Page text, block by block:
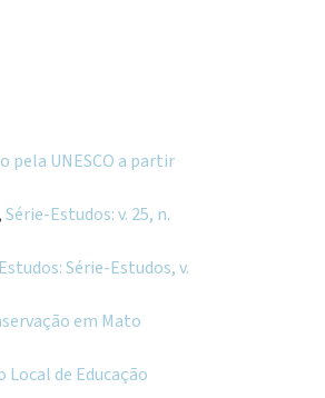
pela UNESCO a partir
,Série-Estudos: v. 25, n.
Série-Estudos, v.
em Mato
de Educação